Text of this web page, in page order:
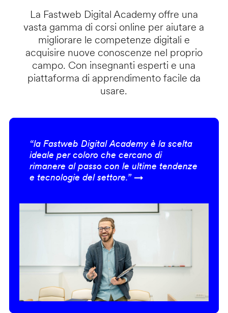
La Fastweb Digital Academy offre una
vasta gamma di corsi online per aiutare a
migliorare le competenze digitali e
acquisire nuove conoscenze nel proprio
campo. Con insegnanti esperti e una
piattaforma di apprendimento facile da
usare.
“la Fastweb Digital Academy è la scelta
ideale per coloro che cercano di
rimanere al passo con le ultime tendenze
e tecnologie del settore.” →